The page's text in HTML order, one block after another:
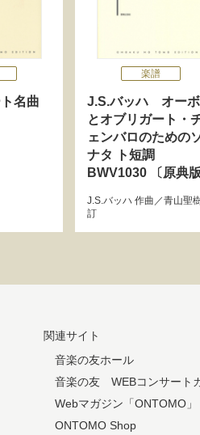
名曲
楽譜
J.S.バッハ オー
とオブリガート・
ェンバロのための
ナタ ト短調
BWV1030 〔原典版
J.S.バッハ 作曲／青山聖
訂
関連サイト
音楽の友ホール
音楽の友 WEBコンサート
Webマガジン「ONTOMO」
ONTOMO Shop